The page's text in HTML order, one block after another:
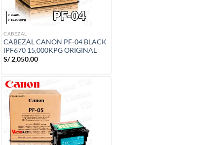
CABEZAL
CABEZAL CANON PF-04 BLACK
iPF670 15,000KPG ORIGINAL
S/2,050.00